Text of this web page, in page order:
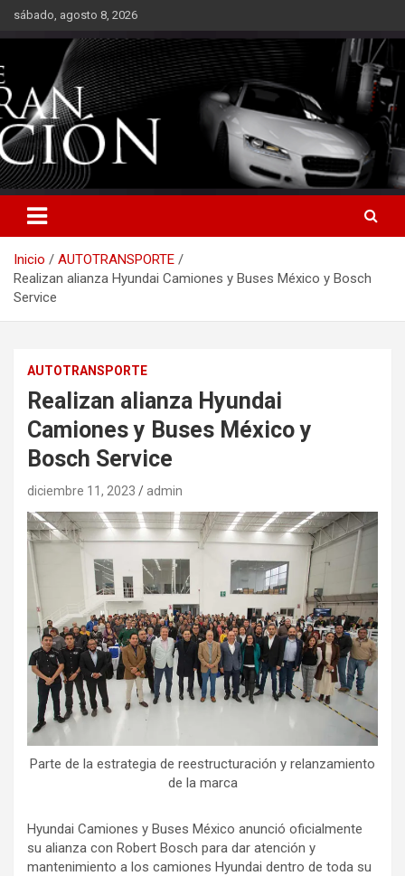
Saltarsábado, agosto 8, 2026
Inicio
AUTOTRANSPORTE
Realizan alianza Hyundai Camiones y Buses México y Bosch
Service
AUTOTRANSPORTE
Realizan alianza Hyundai
Camiones y Buses México y
Bosch Service
diciembre 11, 2023 admin
Parte de la estrategia de reestructuración y relanzamiento
de la marca
Hyundai Camiones y Buses México anunció oficialmente
su alianza con Robert Bosch para dar atención y
mantenimiento a los camiones Hyundai dentro de toda su